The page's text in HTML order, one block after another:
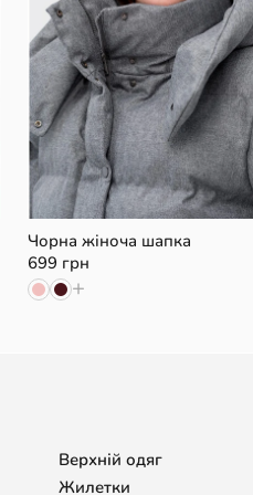
UN
Чорна жіноча шапка
699 грн
+
Верхній одяг
Жилетки